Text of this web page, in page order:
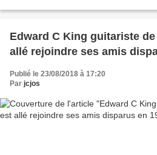
Edward C King guitariste
allé rejoindre ses amis
Publié le 23/08/2018 à 17:20
Par jcjos